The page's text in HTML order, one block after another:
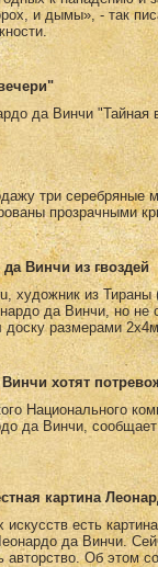
и дымы», - так
да Винчи "Тайная
три серебряные
прозрачными
Винчи из гвоздей
художник из
да Винчи, но
размерами
хотят
Национального
да Винчи, сообщает
картина
есть
да Винчи.
авторство. Об этом